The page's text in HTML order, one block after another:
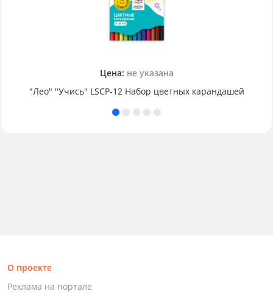
Цена: не указана
"Лео" "Учись" LSCP-12 Набор цветных карандашей
О проекте
Реклама на портале